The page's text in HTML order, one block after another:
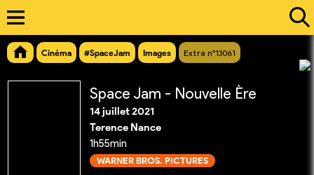
Cinéma #SpaceJam Images Extra n°13061
Space Jam - Nouvelle Ère
14 juillet 2021
Terence Nance
1h55min
WARNER BROS. PICTURES